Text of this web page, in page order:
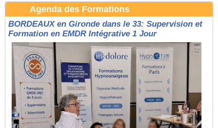
Agenda des Formations
BORDEAUX en Gironde dans le 33: Supervision et
Formation en EMDR Intégrative 1 Jour